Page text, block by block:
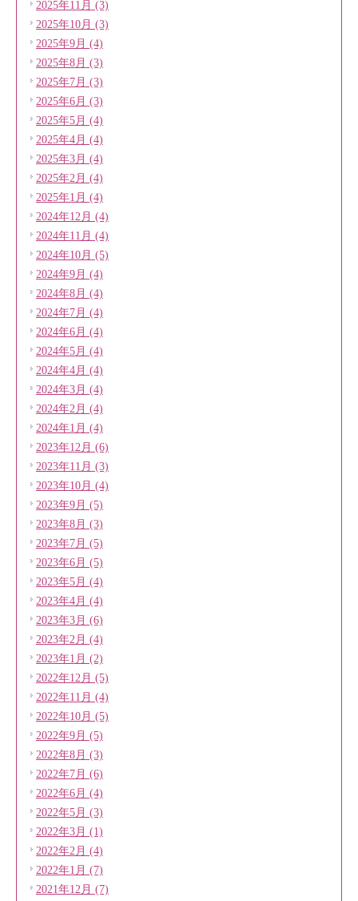
2025年11月 (3)
2025年10月 (3)
2025年9月 (4)
2025年8月 (3)
2025年7月 (3)
2025年6月 (3)
2025年5月 (4)
2025年4月 (4)
2025年3月 (4)
2025年2月 (4)
2025年1月 (4)
2024年12月 (4)
2024年11月 (4)
2024年10月 (5)
2024年9月 (4)
2024年8月 (4)
2024年7月 (4)
2024年6月 (4)
2024年5月 (4)
2024年4月 (4)
2024年3月 (4)
2024年2月 (4)
2024年1月 (4)
2023年12月 (6)
2023年11月 (3)
2023年10月 (4)
2023年9月 (5)
2023年8月 (3)
2023年7月 (5)
2023年6月 (5)
2023年5月 (4)
2023年4月 (4)
2023年3月 (6)
2023年2月 (4)
2023年1月 (2)
2022年12月 (5)
2022年11月 (4)
2022年10月 (5)
2022年9月 (5)
2022年8月 (3)
2022年7月 (6)
2022年6月 (4)
2022年5月 (3)
2022年3月 (1)
2022年2月 (4)
2022年1月 (7)
2021年12月 (7)